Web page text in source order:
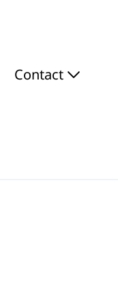
Contact